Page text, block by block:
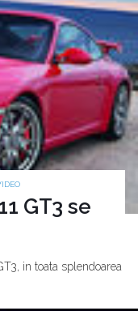
GT3 se
in toata splendoarea